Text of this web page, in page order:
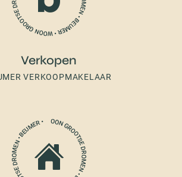
Verkopen
VERKOOPMAKELAAR